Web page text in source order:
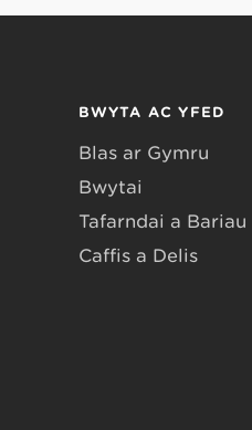
BWYTA AC YFED
Blas ar Gymru
Bwytai
Tafarndai a Bariau
Caffis a Delis